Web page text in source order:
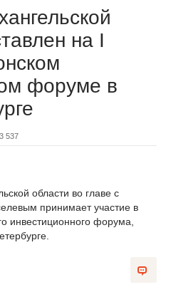
на I
форуме в
3 537
области во главе с
принимает участие в
инвестиционного форума,